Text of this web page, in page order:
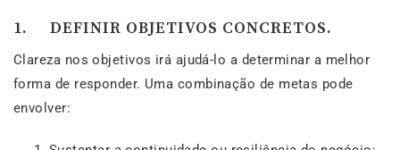
1. DEFINIR OBJETIVOS CONCRETOS.
Clareza nos objetivos irá ajudá-lo a determinar a melhor
forma de responder. Uma combinação de metas pode
envolver: